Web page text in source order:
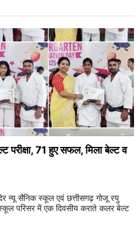
परीक्षा, 71 हुए सफल, मिला बेल्ट व
न्यू सैनिक स्कूल एवं छत्तीसगढ़ गोजू रयु
परिसर में एक दिवसीय कराते कलर बेल्ट